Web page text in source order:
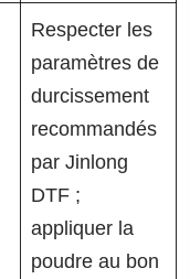
Respecter les
paramètres de
durcissement
recommandés
par Jinlong
DTF ;
appliquer la
poudre au bon